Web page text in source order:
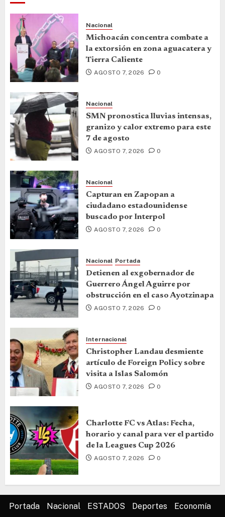
Nacional
Michoacán concentra combate a
la extorsión en zona aguacatera y
Tierra Caliente
AGOSTO 7, 2026 0
Nacional
SMN pronostica lluvias intensas,
granizo y calor extremo para este
7 de agosto
AGOSTO 7, 2026 0
Nacional
Capturan en Zapopan a
ciudadano estadounidense
buscado por Interpol
AGOSTO 7, 2026 0
Nacional Portada
Detienen al exgobernador de
Guerrero Ángel Aguirre por
obstrucción en el caso Ayotzinapa
AGOSTO 7, 2026 0
Internacional
Christopher Landau desmiente
artículo de Foreign Policy sobre
visita a Islas Salomón
AGOSTO 7, 2026 0
Charlotte FC vs Atlas: Fecha,
horario y canal para ver el partido
de la Leagues Cup 2026
AGOSTO 7, 2026 0
Portada Nacional ESTADOS Deportes Economía